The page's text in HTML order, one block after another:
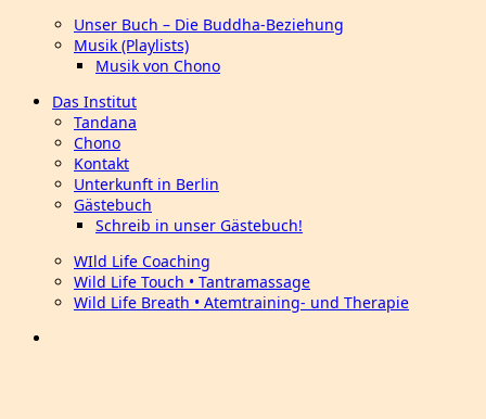
Unser Buch – Die Buddha-Beziehung
Musik (Playlists)
Musik von Chono
Das Institut
Tandana
Chono
Kontakt
Unterkunft in Berlin
Gästebuch
Schreib in unser Gästebuch!
WIld Life Coaching
Wild Life Touch • Tantramassage
Wild Life Breath • Atemtraining- und Therapie